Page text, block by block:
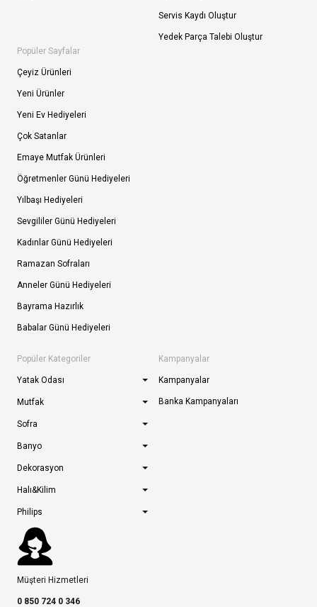
Servis Kaydı Oluştur
Yedek Parça Talebi Oluştur
Popüler Sayfalar
Çeyiz Ürünleri
Yeni Ürünler
Yeni Ev Hediyeleri
Çok Satanlar
Emaye Mutfak Ürünleri
Öğretmenler Günü Hediyeleri
Yılbaşı Hediyeleri
Sevgililer Günü Hediyeleri
Kadınlar Günü Hediyeleri
Ramazan Sofraları
Anneler Günü Hediyeleri
Bayrama Hazırlık
Babalar Günü Hediyeleri
Popüler Kategoriler
Yatak Odası
Mutfak
Sofra
Banyo
Dekorasyon
Halı&Kilim
Philips
Kampanyalar
Kampanyalar
Banka Kampanyaları
Müşteri Hizmetleri
0 850 724 0 346